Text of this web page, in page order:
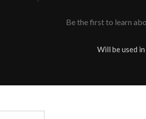
Be the first to learn
Will be used